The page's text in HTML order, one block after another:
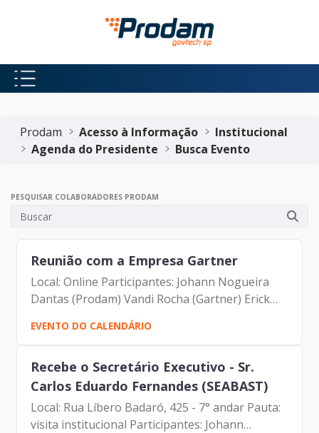
Pular para o Conteúdo principal
Prodam
Acesso à Informação
Institucional
Agenda do Presidente
Busca Evento
PESQUISAR COLABORADORES PRODAM
Reunião com a Empresa Gartner
Local: Online Participantes: Johann Nogueira
Dantas (Prodam) Vandi Rocha (Gartner) Erick
EVENTO DO CALENDÁRIO
Recebe o Secretário Executivo - Sr.
Carlos Eduardo Fernandes (SEABAST)
Local: Rua Líbero Badaró, 425 - 7° andar Pauta:
visita institucional Participantes: Johann